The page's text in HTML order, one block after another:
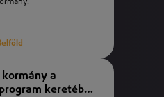
a
keretében